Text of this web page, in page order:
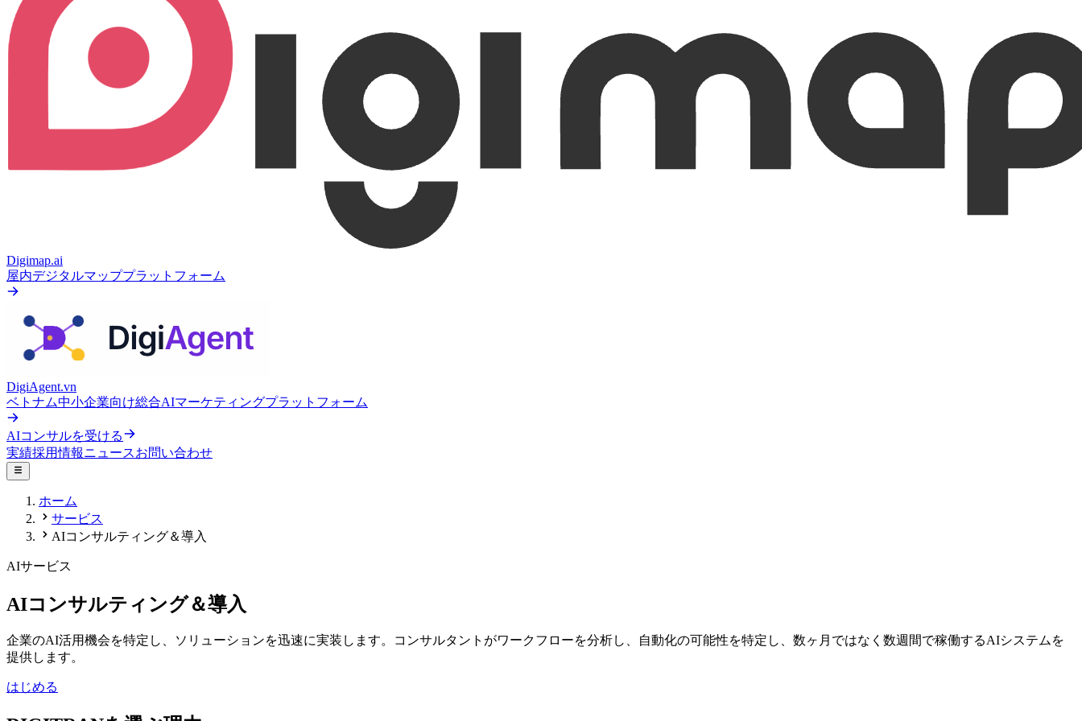
Digimap.ai
屋内デジタルマッププラットフォーム
DigiAgent.vn
ベトナム中小企業向け総合AIマーケティングプラットフォーム
AIコンサルを受ける
実績採用情報ニュースお問い合わせ
ホーム
サービス
AIコンサルティング＆導入
AIサービス
AIコンサルティング＆導入
企業のAI活用機会を特定し、ソリューションを迅速に実装します。コンサルタントがワークフローを分析し、自動化の可能性を特定し、数ヶ月ではなく数週間で稼働するAIシステムを
提供します。
はじめる